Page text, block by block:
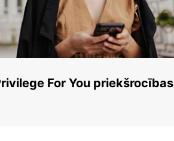
For You priekšrocības